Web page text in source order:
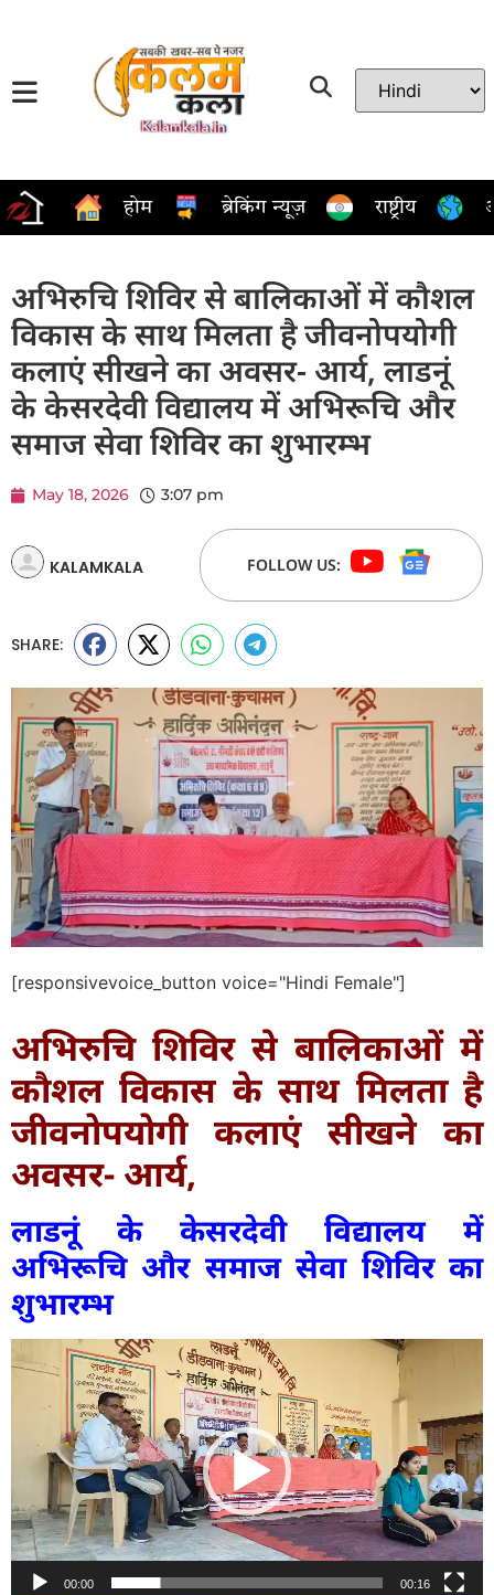
होम ब्रेकिंग न्यूज़ राष्ट्रीय
अभिरुचि शिविर से बालिकाओं में कौशल
विकास के साथ मिलता है जीवनोपयोगी
कलाएं सीखने का अवसर- आर्य, लाडनूं
के केसरदेवी विद्यालय में अभिरूचि और
समाज सेवा शिविर का शुभारम्भ
May 18, 2026 3:07 pm
KALAMKALA FOLLOW US:
SHARE:
[responsivevoice_button voice="Hindi Female"]
अभिरुचि शिविर से बालिकाओं में
कौशल विकास के साथ मिलता है
जीवनोपयोगी कलाएं सीखने का
अवसर- आर्य,
लाडनूं के केसरदेवी विद्यालय में
अभिरूचि और समाज सेवा शिविर का
शुभारम्भ
Video
Player
00:00 00:16